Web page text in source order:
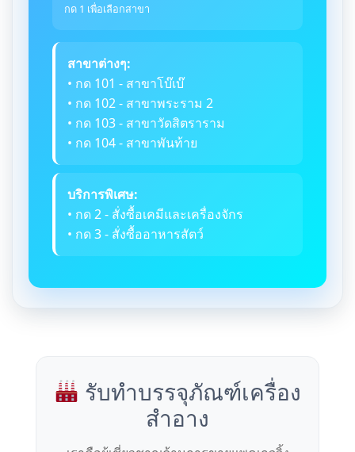
กด 1 เพื่อเลือกสาขา
สาขาต่างๆ:
• กด 101 - สาขาโบ๊เบ๊
• กด 102 - สาขาพระราม 2
• กด 103 - สาขาวัดสิตราราม
• กด 104 - สาขาพันท้าย
บริการพิเศษ:
• กด 2 - สั่งซื้อเคมีและเครื่องจักร
• กด 3 - สั่งซื้ออาหารสัตว์
รับทำบรรจุภัณฑ์เครื่อง
สำอาง